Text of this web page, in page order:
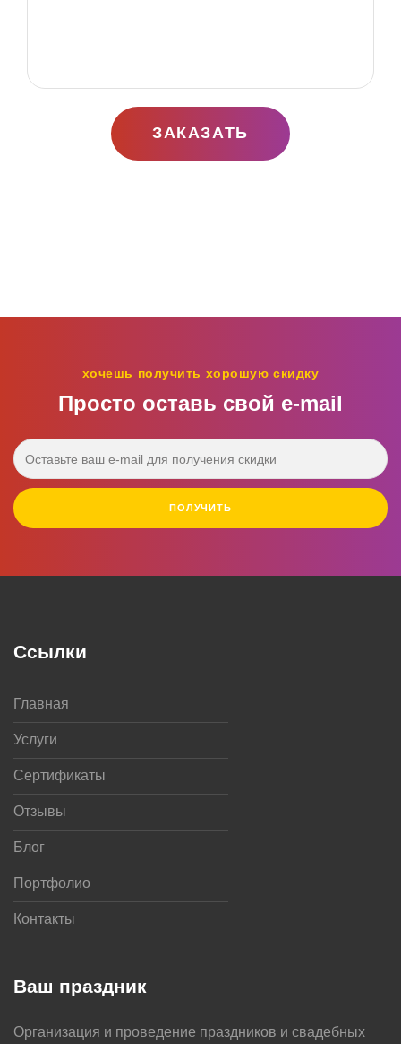
ЗАКАЗАТЬ
хочешь получить хорошую скидку
Просто оставь свой e‑mail
ПОЛУЧИТЬ
Ваш праздник
Организация и проведение праздников и свадебных
Ссылки
Главная
Услуги
Сертификаты
Отзывы
Блог
Портфолио
Контакты